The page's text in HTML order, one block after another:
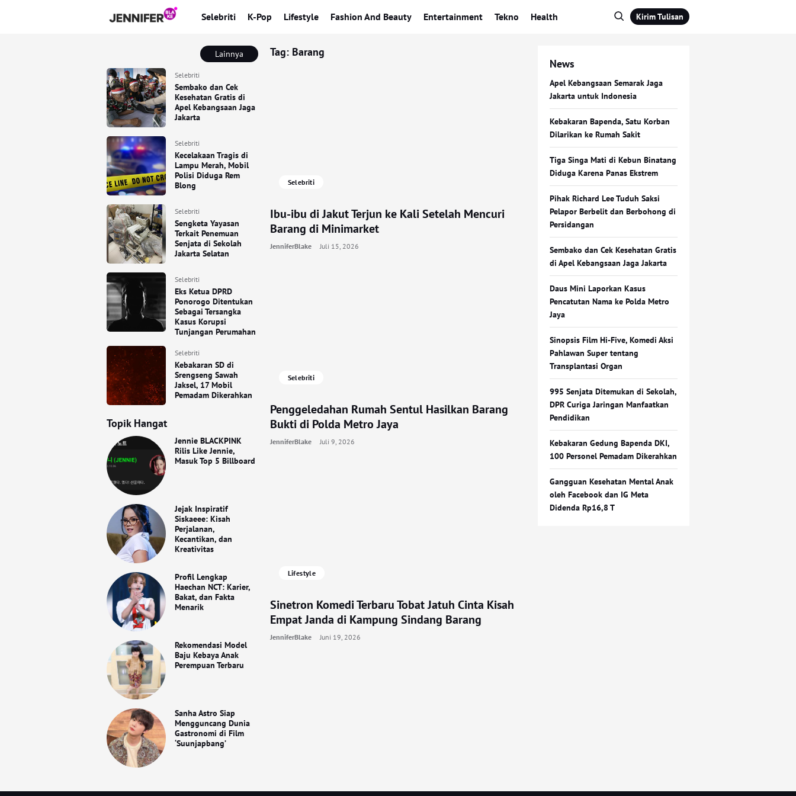
Selebriti K-Pop Lifestyle Fashion And Beauty Entertainment Tekno Health Kirim Tulisan
Lainnya
Selebriti
Sembako dan Cek
Kesehatan Gratis di
Apel Kebangsaan Jaga
Jakarta
Selebriti
Kecelakaan Tragis di
Lampu Merah, Mobil
Polisi Diduga Rem
Blong
Selebriti
Sengketa Yayasan
Terkait Penemuan
Senjata di Sekolah
Jakarta Selatan
Selebriti
Eks Ketua DPRD
Ponorogo Ditentukan
Sebagai Tersangka
Kasus Korupsi
Tunjangan Perumahan
Selebriti
Kebakaran SD di
Srengseng Sawah
Jaksel, 17 Mobil
Pemadam Dikerahkan
Topik Hangat
Jennie BLACKPINK
Rilis Like Jennie,
Masuk Top 5 Billboard
Jejak Inspiratif
Siskaeee: Kisah
Perjalanan,
Kecantikan, dan
Kreativitas
Profil Lengkap
Haechan NCT: Karier,
Bakat, dan Fakta
Menarik
Rekomendasi Model
Baju Kebaya Anak
Perempuan Terbaru
Sanha Astro Siap
Mengguncang Dunia
Gastronomi di Film
‘Suunjapbang’
Tag: Barang
Selebriti
Ibu-ibu di Jakut Terjun ke Kali Setelah Mencuri
Barang di Minimarket
JenniferBlake Juli 15, 2026
Selebriti
Penggeledahan Rumah Sentul Hasilkan Barang
Bukti di Polda Metro Jaya
JenniferBlake Juli 9, 2026
Lifestyle
Sinetron Komedi Terbaru Tobat Jatuh Cinta Kisah
Empat Janda di Kampung Sindang Barang
JenniferBlake Juni 19, 2026
News
Apel Kebangsaan Semarak Jaga
Jakarta untuk Indonesia
Kebakaran Bapenda, Satu Korban
Dilarikan ke Rumah Sakit
Tiga Singa Mati di Kebun Binatang
Diduga Karena Panas Ekstrem
Pihak Richard Lee Tuduh Saksi
Pelapor Berbelit dan Berbohong di
Persidangan
Sembako dan Cek Kesehatan Gratis
di Apel Kebangsaan Jaga Jakarta
Daus Mini Laporkan Kasus
Pencatutan Nama ke Polda Metro
Jaya
Sinopsis Film Hi-Five, Komedi Aksi
Pahlawan Super tentang
Transplantasi Organ
995 Senjata Ditemukan di Sekolah,
DPR Curiga Jaringan Manfaatkan
Pendidikan
Kebakaran Gedung Bapenda DKI,
100 Personel Pemadam Dikerahkan
Gangguan Kesehatan Mental Anak
oleh Facebook dan IG Meta
Didenda Rp16,8 T